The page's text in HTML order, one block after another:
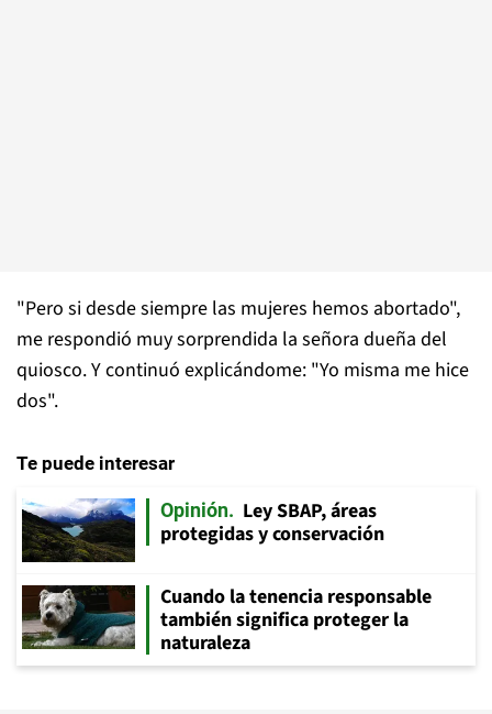
"Pero si desde siempre las mujeres hemos abortado",
me respondió muy sorprendida la señora dueña del
quiosco. Y continuó explicándome: "Yo misma me hice
dos".
Te puede interesar
Opinión
Ley SBAP, áreas
protegidas y conservación
Cuando la tenencia responsable
también significa proteger la
naturaleza